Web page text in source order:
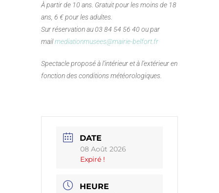
À partir de 10 ans. Gratuit pour les moins de 18
ans, 6 € pour les adultes.
Sur réservation au 03 84 54 56 40 ou par
mailmediationmusees@mairie-belfort.fr
Spectacle proposé à l’intérieur et à l’extérieur en
fonction des conditions météorologiques.
DATE
08 Août 2026
Expiré !
HEURE